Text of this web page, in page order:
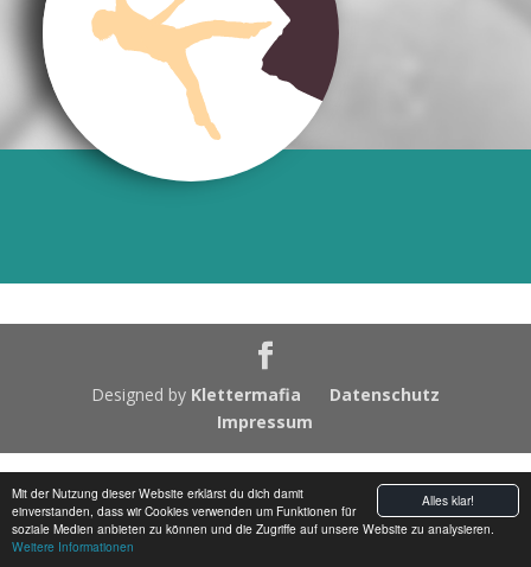
Alles klar!
Mit der Nutzung dieser Website erklärst du dich damit
einverstanden, dass wir Cookies verwenden um Funktionen für
soziale Medien anbieten zu können und die Zugriffe auf unsere Website zu analysieren.
Weitere Informationen
Designed by Klettermafia
Datenschutz
Impressum